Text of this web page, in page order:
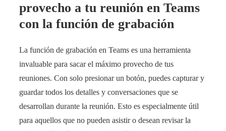
provecho a tu reunión en Teams
con la función de grabación
La función de grabación en Teams es una herramienta
invaluable para sacar el máximo provecho de tus
reuniones. Con solo presionar un botón, puedes capturar y
guardar todos los detalles y conversaciones que se
desarrollan durante la reunión. Esto es especialmente útil
para aquellos que no pueden asistir o desean revisar la